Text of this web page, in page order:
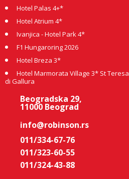
Hotel Palas 4+*
Hotel Atrium 4*
Ivanjica - Hotel Park 4*
F1 Hungaroring 2026
Hotel Breza 3*
Hotel Marmorata Village 3* St Teresa
di Gallura
Beogradska 29,
11000 Beograd
info@robinson.rs
011/334-67-76
011/323-60-55
011/324-43-88